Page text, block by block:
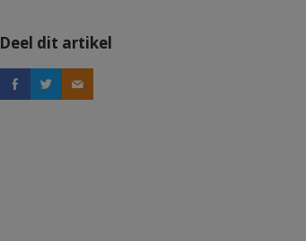
Deel dit artikel